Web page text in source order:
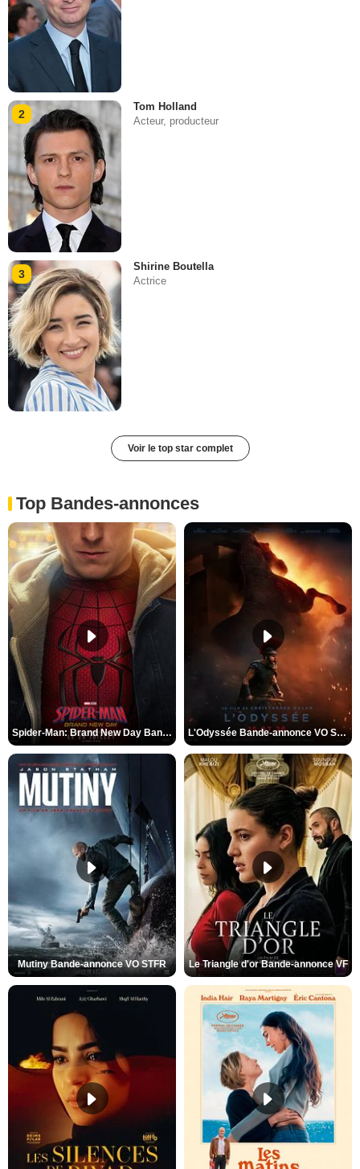
2
Tom Holland
Acteur, producteur
3
Shirine Boutella
Actrice
Voir le top star complet
Top Bandes-annonces
Spider-Man: Brand New Day Bande-annonce VO STFR L'Odyssée Bande-annonce VO STFR
Mutiny Bande-annonce VO STFR Le Triangle d'or Bande-annonce VF